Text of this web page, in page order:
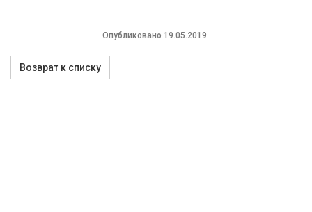
Опубликовано 19.05.2019
Возврат к списку